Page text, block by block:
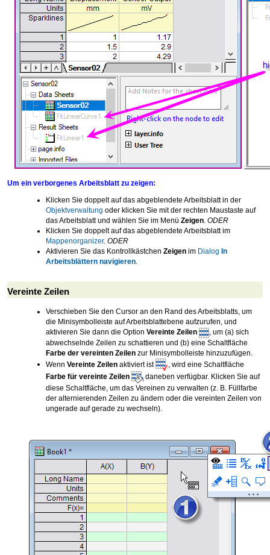
Um ein verborgenes Arbeitsblatt zu zeigen:
Klicken Sie doppelt auf das abgeblendete Arbeitsblatt in der
Objektverwaltung oder klicken Sie mit der rechten Maustaste auf
das Arbeitsblatt und wählen Sie im Menü Zeigen. ODER
Klicken Sie doppelt auf das abgeblendete Arbeitsblatt im
Mappenorganizer. ODER
Aktivieren Sie das Kontrollkästchen Zeigen im Dialog In
Arbeitsblättern navigieren.
Vereinte Zeilen
Verschieben Sie den Cursor an den Rand des Arbeitsblatts, um
die Minisymbolleiste auf Arbeitsblattebene aufzurufen, und
aktivieren Sie dann die Option Vereinte Zeilen
, um (a) sich
abwechselnde Zeilen zu schattieren und (b) eine Schaltfläche
Farbe der vereinten Zeilen zur Minisymbolleiste hinzuzufügen.
Wenn Vereinte Zeilen aktiviert ist
, wird eine Schaltfläche
Farbe für vereinte Zeilen
daneben verfügbar. Klicken Sie auf
diese Schaltfläche, um das Vereinen zu verwalten (z. B. Füllfarbe
der alternierenden Zeilen zu ändern oder die vereinten Zeilen von
ungerade auf gerade zu wechseln).